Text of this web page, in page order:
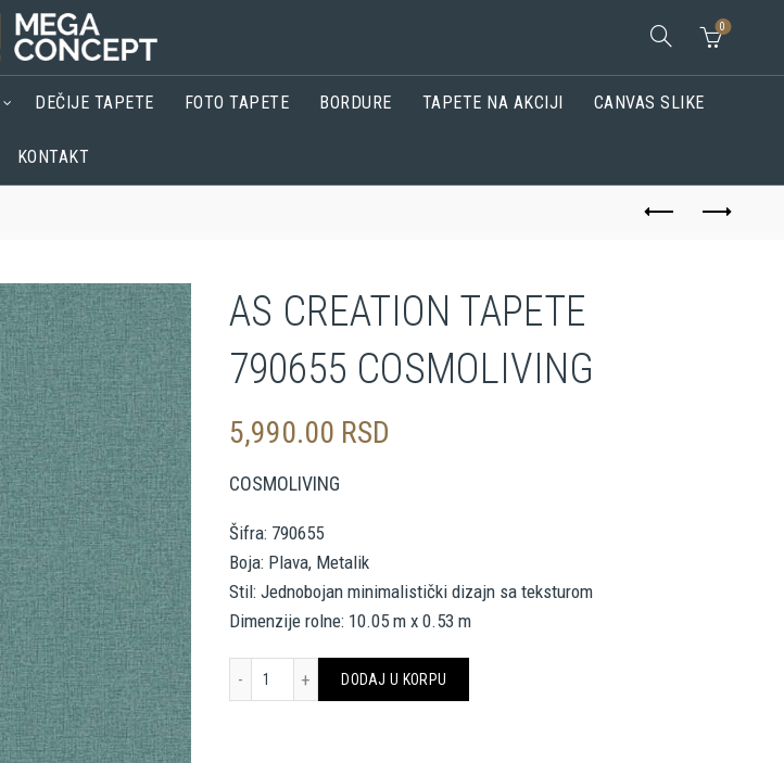
0
DEČIJE TAPETE FOTO TAPETE BORDURE TAPETE NA AKCIJI CANVAS SLIKE
KONTAKT
AS CREATION TAPETE
790655 COSMOLIVING
5,990.00 RSD
COSMOLIVING
Šifra: 790655
Boja: Plava, Metalik
Stil: Jednobojan minimalistički dizajn sa teksturom
Dimenzije rolne: 10.05 m x 0.53 m
DODAJ U KORPU